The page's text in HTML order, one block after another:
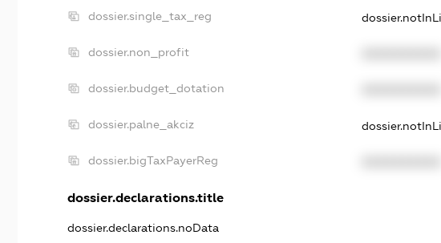
dossier.single_tax_reg
dossier.non_profit
dossier.budget_dotation
dossier.palne_akciz
dossier.bigTaxPayerReg
dossier.declarations.title
dossier.declarations.noData